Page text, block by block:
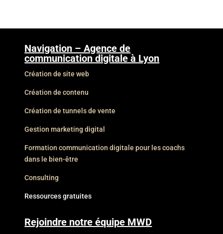
Navigation – Agence de
communication digitale à Lyon
Création de site web
Création de contenu
Création de tunnels de vente
Gestion marketing digital
Formation communication digitale pour les coachs
dans le bien-être
Consulting
Ressources gratuites
Rejoindre notre équipe MWD